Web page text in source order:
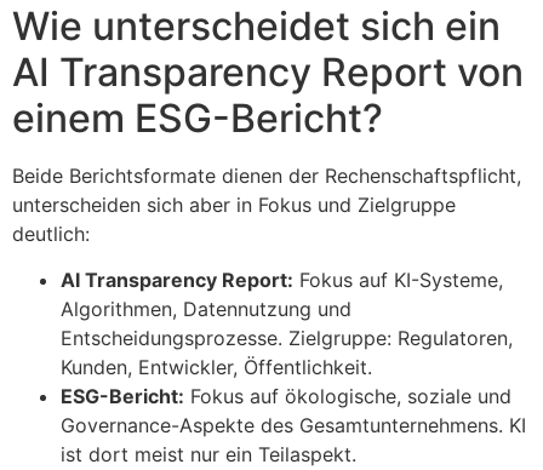
Wie unterscheidet sich ein
AI Transparency Report von
einem ESG-Bericht?
Beide Berichtsformate dienen der Rechenschaftspflicht,
unterscheiden sich aber in Fokus und Zielgruppe
deutlich:
AI Transparency Report: Fokus auf KI-Systeme,
Algorithmen, Datennutzung und
Entscheidungsprozesse. Zielgruppe: Regulatoren,
Kunden, Entwickler, Öffentlichkeit.
ESG-Bericht: Fokus auf ökologische, soziale und
Governance-Aspekte des Gesamtunternehmens. KI
ist dort meist nur ein Teilaspekt.